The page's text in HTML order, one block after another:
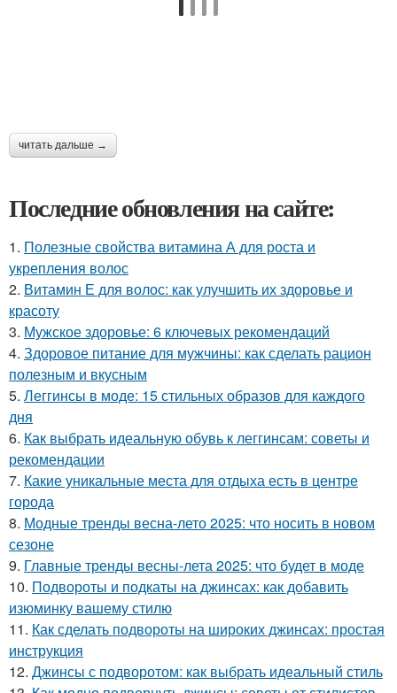
читать дальше →
Последние обновления на сайте:
1. Полезные свойства витамина А для роста и
укрепления волос
2. Витамин Е для волос: как улучшить их здоровье и
красоту
3. Мужское здоровье: 6 ключевых рекомендаций
4. Здоровое питание для мужчины: как сделать рацион
полезным и вкусным
5. Леггинсы в моде: 15 стильных образов для каждого
дня
6. Как выбрать идеальную обувь к леггинсам: советы и
рекомендации
7. Какие уникальные места для отдыха есть в центре
города
8. Модные тренды весна-лето 2025: что носить в новом
сезоне
9. Главные тренды весны-лета 2025: что будет в моде
10. Подвороты и подкаты на джинсах: как добавить
изюминку вашему стилю
11. Как сделать подвороты на широких джинсах: простая
инструкция
12. Джинсы с подворотом: как выбрать идеальный стиль